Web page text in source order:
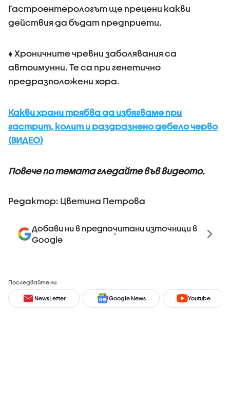
Гастроентерологът ще прецени какви
действия да бъдат предприети.
♦ Хроничните чревни заболявания са
автоимунни. Те са при генетично
предразположени хора.
Какви храни трябва да избягваме при
гастрит, колит и раздразнено дебело черво
(ВИДЕО)
Повече по темата гледайте във видеото.
Редактор: Цветина Петрова
Добави ни в предпочитани източници в
Google
Последвайте ни
NewsLetter Google News Youtube